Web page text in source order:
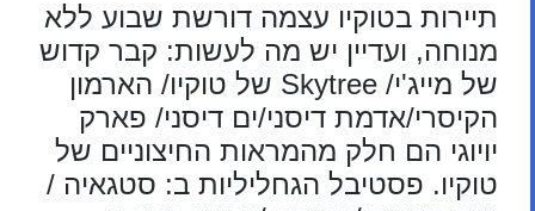
תיירות בטוקיו עצמה דורשת שבוע ללא
מנוחה, ועדיין יש מה לעשות: קבר קדוש
של מייג'י/ Skytree של טוקיו/ הארמון
הקיסרי/אדמת דיסני/ים דיסני/ פארק
יויוגי הם חלק מהמראות החיצוניים של
טוקיו. פסטיבל הגחליליות ב: סטגאיה /